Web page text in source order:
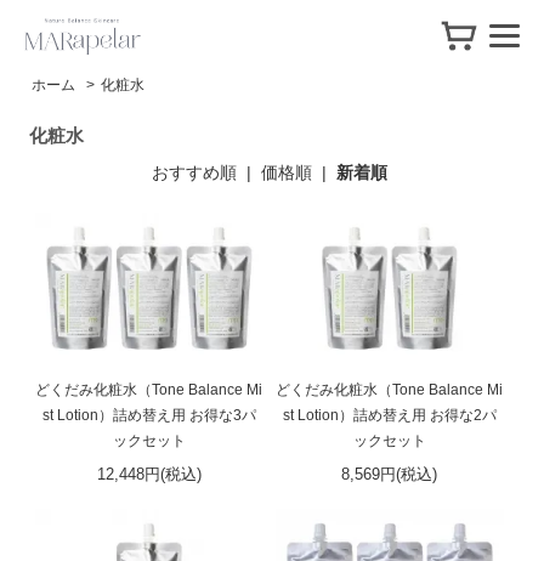
ホーム > 化粧水
化粧水
おすすめ順| 価格順| 新着順
どくだみ化粧水（Tone Balance Mi
st Lotion）詰め替え用 お得な3パ
ックセット
12,448円(税込)
どくだみ化粧水（Tone Balance Mi
st Lotion）詰め替え用 お得な2パ
ックセット
8,569円(税込)